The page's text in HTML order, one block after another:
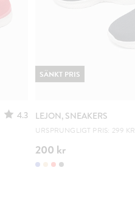
4.3 LEJON, SNEAKERS
URSPRUNGLIGT PRIS: 299 KR
200 kr
SÄNKT PRIS